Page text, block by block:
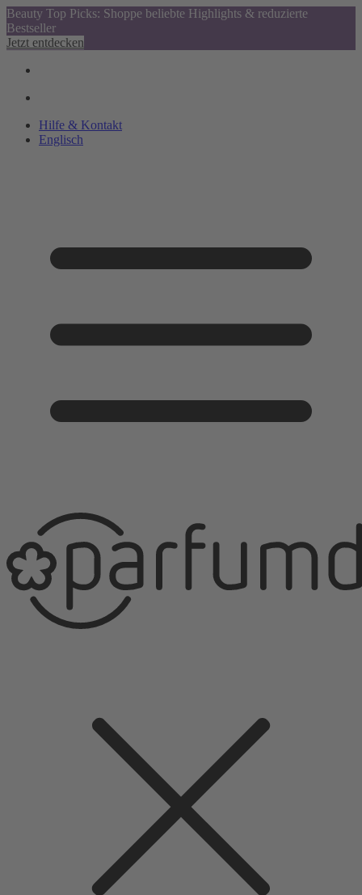
Beauty Top Picks: Shoppe beliebte Highlights & reduzierte
Bestseller
Jetzt entdecken
Hilfe & Kontakt
Englisch